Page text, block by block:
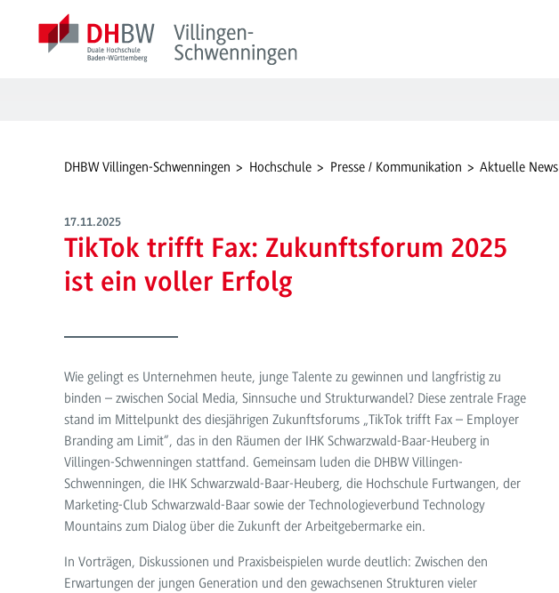
DHBW Villingen-Schwenningen Hochschule Presse / Kommunikation Aktuelle News
17.11.2025
TikTok trifft Fax: Zukunftsforum 2025
ist ein voller Erfolg
Wie gelingt es Unternehmen heute, junge Talente zu gewinnen und langfristig zu
binden – zwischen Social Media, Sinnsuche und Strukturwandel? Diese zentrale Frage
stand im Mittelpunkt des diesjährigen Zukunftsforums „TikTok trifft Fax – Employer
Branding am Limit“, das in den Räumen der IHK Schwarzwald-Baar-Heuberg in
Villingen-Schwenningen stattfand. Gemeinsam luden die DHBW Villingen-
Schwenningen, die IHK Schwarzwald-Baar-Heuberg, die Hochschule Furtwangen, der
Marketing-Club Schwarzwald-Baar sowie der Technologieverbund Technology
Mountains zum Dialog über die Zukunft der Arbeitgebermarke ein.
In Vorträgen, Diskussionen und Praxisbeispielen wurde deutlich: Zwischen den
Erwartungen der jungen Generation und den gewachsenen Strukturen vieler